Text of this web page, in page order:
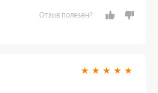
Отзыв полезен?
★ ★ ★ ★ ★